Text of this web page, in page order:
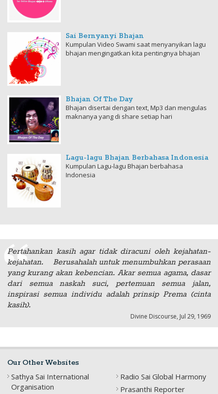
Sai Bernyanyi Bhajan
Kumpulan Video Swami saat menyanyikan lagu
bhajan mengingatkan kita pentingnya bhajan
Bhajan Of The Day
Bhajan disertai dengan text, Mp3 dan mengulas
maknanya yang di share setiap hari
Lagu-lagu Bhajan Berbahasa Indonesia
Kumpulan Lagu-lagu Bhajan berbahasa
Indonesia
Pertahankan kasih agar tidak diracuni oleh kejahatan-
kejahatan. Berusahalah untuk menumbuhkan perasaan
yang kurang akan kebencian. Akar semua agama, dasar
dari semua naskah suci, pertemuan semua jalan,
inspirasi semua individu adalah prinsip Prema (cinta
kasih).
Divine Discourse, Jul 29, 1969
Our Other Websites
Sathya Sai International
Organisation
Radio Sai Global Harmony
Prasanthi Reporter